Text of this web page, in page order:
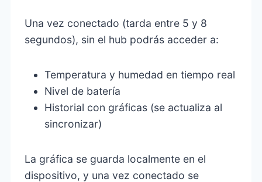
Una vez conectado (tarda entre 5 y 8
segundos), sin el hub podrás acceder a:
Temperatura y humedad en tiempo real
Nivel de batería
Historial con gráficas (se actualiza al
sincronizar)
La gráfica se guarda localmente en el
dispositivo, y una vez conectado se